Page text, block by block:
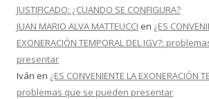
JUSTIFICADO: ¿CUANDO SE CONFIGURA?
JUAN MARIO ALVA MATTEUCCI en ¿ES
EXONERACIÓN TEMPORAL DEL IGV?:
presentar
Iván en ¿ES CONVENIENTE LA EXONERACIÓN
problemas que se pueden presentar